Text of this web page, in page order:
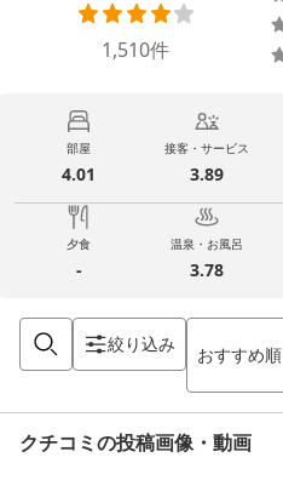
1,510件
部屋
4.01
接客・サービス
3.89
夕食
-
温泉・お風呂
3.78
絞り込み おすすめ順
クチコミの投稿画像・動画